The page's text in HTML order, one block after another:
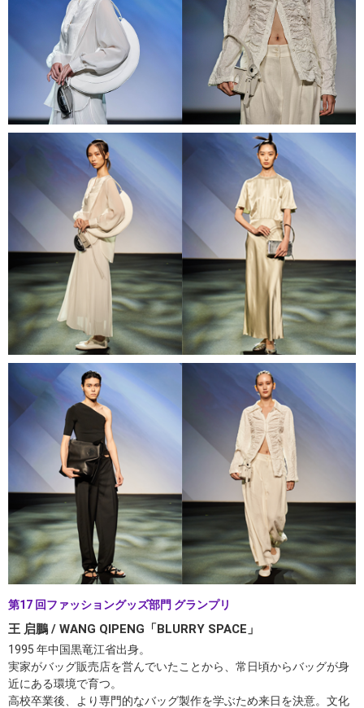
第17 回ファッショングッズ部門 グランプリ
王 启鵬 / WANG QIPENG「BLURRY SPACE」
1995 年中国黒竜江省出身。
実家がバッグ販売店を営んでいたことから、常日頃からバッグが身
近にある環境で育つ。
高校卒業後、より専門的なバッグ製作を学ぶため来日を決意。文化